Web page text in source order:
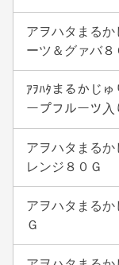
アヲハタまる
ーツ＆グァバ８
ｱｦﾊﾀまるかじ
ープフルーツ入
アヲハタまる
レンジ８０Ｇ
アヲハタまる
Ｇ